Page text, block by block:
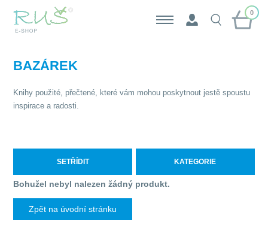
0
BAZÁREK
Knihy použité, přečtené, které vám mohou poskytnout jestě spoustu
inspirace a radosti.
SETŘÍDIT KATEGORIE
Bohužel nebyl nalezen žádný produkt.
Zpět na úvodní stránku